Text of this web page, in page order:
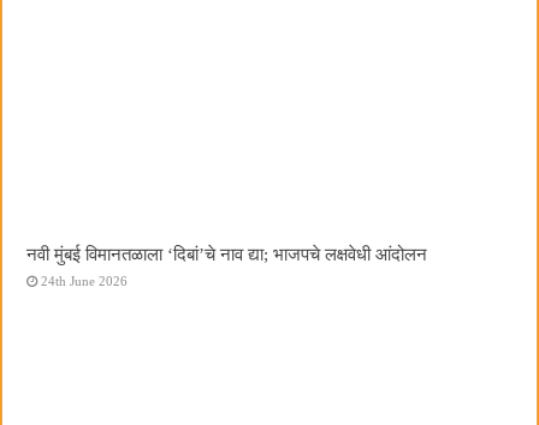
नवी मुंबई विमानतळाला ‌‘दिबां‌’चे नाव द्या; भाजपचे लक्षवेधी आंदोलन
24th June 2026